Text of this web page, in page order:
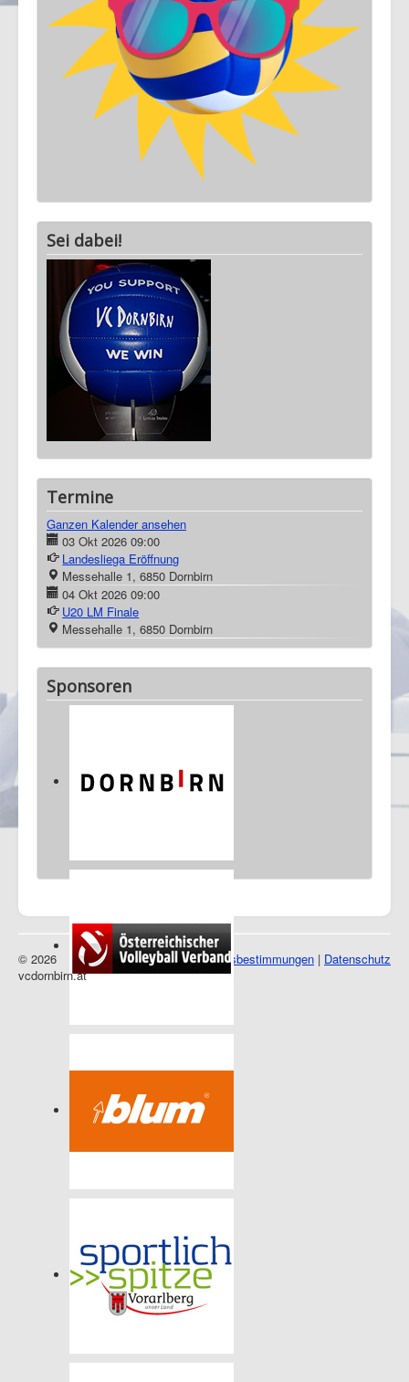
Sei dabei!
Termine
Ganzen Kalender ansehen
03 Okt 2026 09:00
Landesliega Eröffnung
Messehalle 1, 6850 Dornbirn
04 Okt 2026 09:00
U20 LM Finale
Messehalle 1, 6850 Dornbirn
Sponsoren
Impressum|Nutzungsbestimmungen | Datenschutz
© 2026
vcdornbirn.at